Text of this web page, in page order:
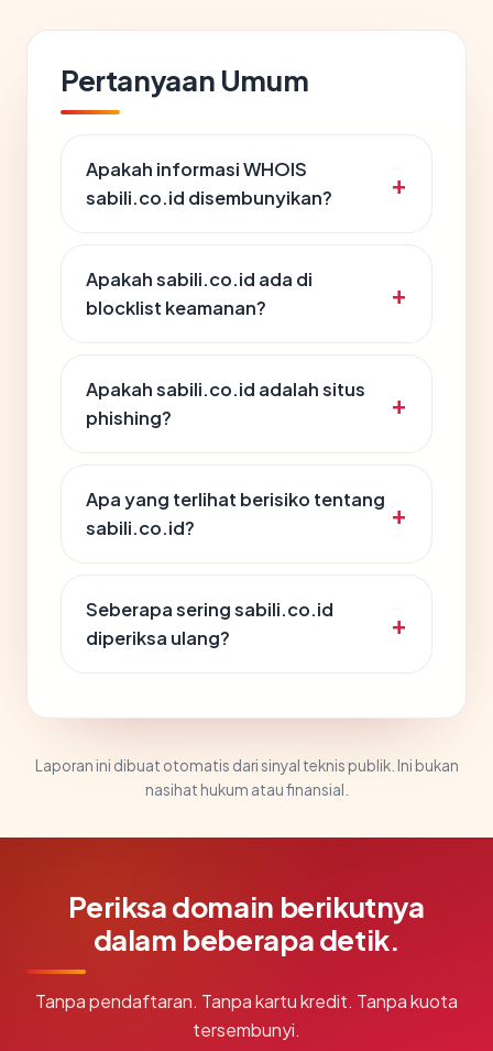
Pertanyaan Umum
Apakah informasi WHOIS
sabili.co.id disembunyikan?
Apakah sabili.co.id ada di
blocklist keamanan?
Apakah sabili.co.id adalah situs
phishing?
Apa yang terlihat berisiko tentang
sabili.co.id?
Seberapa sering sabili.co.id
diperiksa ulang?
Laporan ini dibuat otomatis dari sinyal teknis publik. Ini bukan
nasihat hukum atau finansial.
Periksa domain berikutnya
dalam beberapa detik.
Tanpa pendaftaran. Tanpa kartu kredit. Tanpa kuota
tersembunyi.